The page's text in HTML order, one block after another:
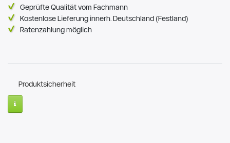
Geprüfte Qualität vom Fachmann
Kostenlose Lieferung innerh. Deutschland (Festland)
Ratenzahlung möglich
Produktsicherheit